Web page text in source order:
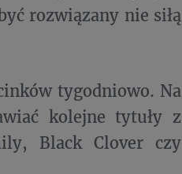
rozwiązany nie siłą
tygodniowo. Na
kolejne tytuły z
Black Clover czy